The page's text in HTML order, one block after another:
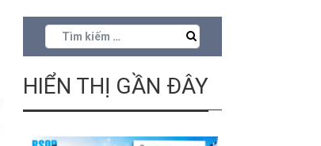
HIỂN THỊ GẦN ĐÂY